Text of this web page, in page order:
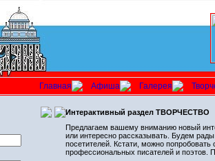
Главная Афиша Галерея
Интерактивный раздел ТВОРЧЕСТВО
Предлагаем вашему вниманию новый
или интересно рассказывать. Будем
посетителей. Кстати, можно
профессиональных писателей и поэтов.